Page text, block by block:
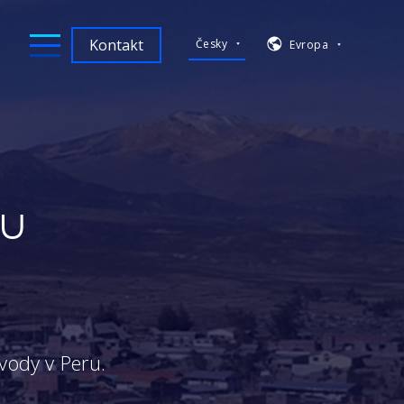
Kontakt Česky Evropa
v Peru.